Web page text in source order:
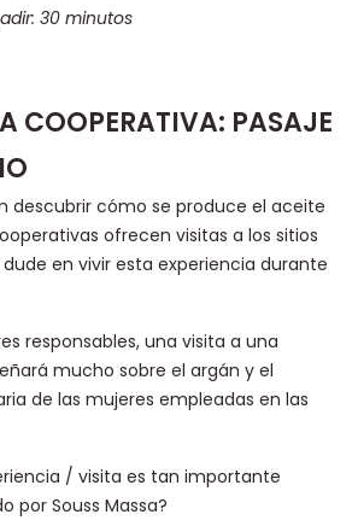
30 minutos
COOPERATIVA: PASAJE
descubrir cómo se produce el aceite
ofrecen visitas a los sitios
dude en vivir esta experiencia durante
responsables, una visita a una
mucho sobre el argán y el
de las mujeres empleadas en las
/ visita es tan importante
por Souss Massa?